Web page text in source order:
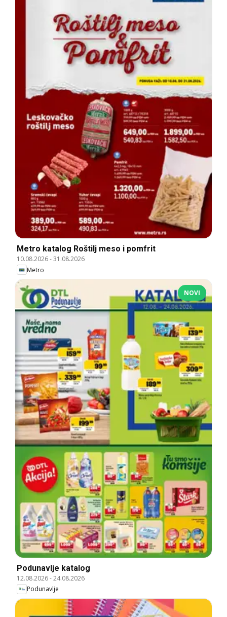
Metro katalog Roštilj meso i pomfrit
10.08.2026-31.08.2026
Metro
NOVI
Podunavlje katalog
12.08.2026-24.08.2026
Podunavlje